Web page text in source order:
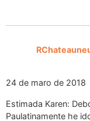
24 de maro de 2018
Estimada Karen:
Paulatinamente he